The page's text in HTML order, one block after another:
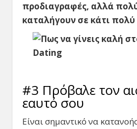
προδιαγραφές, αλλά
καταλήγουν σε κάτι
#3 Πρόβαλε τον
εαυτό σου
Είναι σημαντικό να